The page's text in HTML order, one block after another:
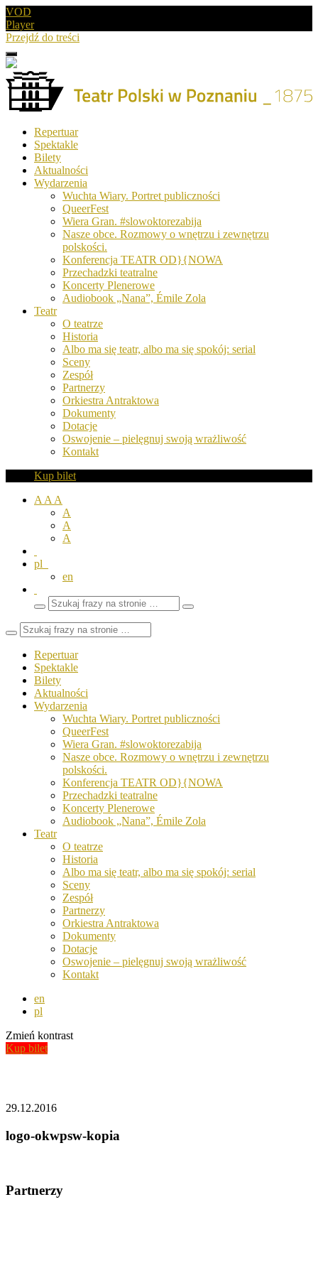
VOD
Player
Przejdź do treści
Menu
Drugie
logo
Teatr
Polski
Poznaniu
Repertuar
Spektakle
Bilety
Aktualności
Wydarzenia
Wuchta Wiary. Portret publiczności
QueerFest
Wiera Gran. #slowoktorezabija
Nasze obce. Rozmowy o wnętrzu i zewnętrzu
polskości.
Konferencja TEATR OD}{NOWA
Przechadzki teatralne
Koncerty Plenerowe
Audiobook „Nana”, Émile Zola
Teatr
O teatrze
Historia
Albo ma się teatr, albo ma się spokój: serial
Sceny
Zespół
Partnerzy
Orkiestra Antraktowa
Dokumenty
Dotacje
Oswojenie – pielęgnuj swoją wrażliwość
Kontakt
Kup bilet
A A A
A
A
A
pl
en
Wyszukaj
frazy
Zamknij
Repertuar
Spektakle
Bilety
Aktualności
Wydarzenia
Wuchta Wiary. Portret publiczności
QueerFest
Wiera Gran. #slowoktorezabija
Nasze obce. Rozmowy o wnętrzu i zewnętrzu
polskości.
Konferencja TEATR OD}{NOWA
Przechadzki teatralne
Koncerty Plenerowe
Audiobook „Nana”, Émile Zola
Teatr
O teatrze
Historia
Albo ma się teatr, albo ma się spokój: serial
Sceny
Zespół
Partnerzy
Orkiestra Antraktowa
Dokumenty
Dotacje
Oswojenie – pielęgnuj swoją wrażliwość
Kontakt
en
pl
Zmień kontrast
Kup bilet
29.12.2016
logo-okwpsw-kopia
Partnerzy